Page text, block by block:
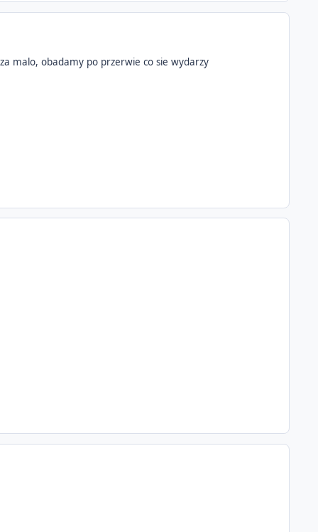
malo, obadamy po przerwie co sie wydarzy